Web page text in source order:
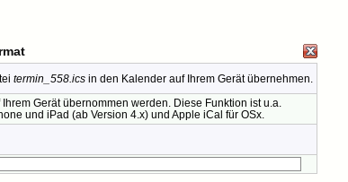
termin_558.ics in den Kalender auf Ihrem Gerät übernehmen.
Gerät übernommen werden. Diese Funktion ist u.a.
und iPad (ab Version 4.x) und Apple iCal für OSx.